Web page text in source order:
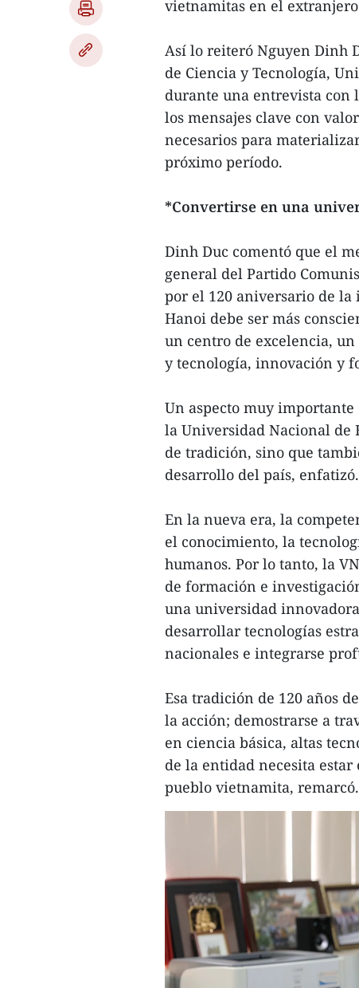
vietnamitas en el
Así lo reiteró Nguyen Dinh
de Ciencia y Tecnología,
durante una entrevista con
los mensajes clave con
necesarios para
próximo período.
*Convertirse en una
Dinh Duc comentó que el
general del Partido
por el 120 aniversario de
Hanoi debe ser más
un centro de excelencia,
y tecnología, innovación y
Un aspecto muy
la Universidad Nacional de
de tradición, sino que
desarrollo del país, enfatizó.
En la nueva era, la
el conocimiento, la
humanos. Por lo tanto, la
de formación e
una universidad
desarrollar tecnologías
nacionales e integrarse
Esa tradición de 120 años
la acción; demostrarse a
en ciencia básica, altas
de la entidad necesita
pueblo vietnamita, remarcó.